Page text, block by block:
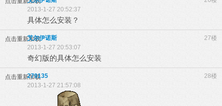
2013-1-27 20:52:37
具体怎么安装？
点击重新加载 27楼
艾尔伊诺斯
2013-1-27 20:53:07
奇幻版的具体怎么安装
点击重新加载 28楼
279135
2013-1-27 21:57:08